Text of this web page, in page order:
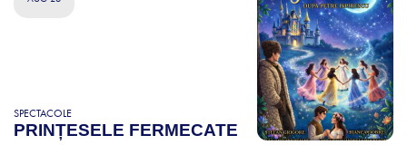
SPECTACOLE
PRINȚESELE FERMECATE